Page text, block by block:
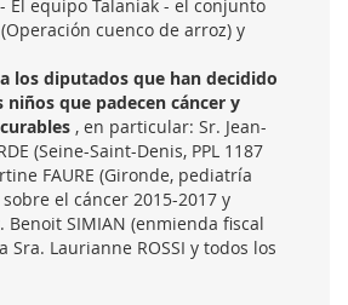
El equipo Talaniak - el conjunto
(Operación cuenco de arroz) y
los diputados que han decidido
que padecen cáncer y
, en particular: Sr. Jean-
(Seine-Saint-Denis, PPL 1187
FAURE (Gironde, pediatría
el cáncer 2015-2017 y
Benoit SIMIAN (enmienda fiscal
Sra. Laurianne ROSSI y todos los